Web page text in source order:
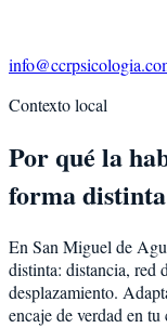
Contexto local
Por qué la
forma
En San Miguel de
distinta: distancia, red
desplazamiento.
encaje de verdad en tu